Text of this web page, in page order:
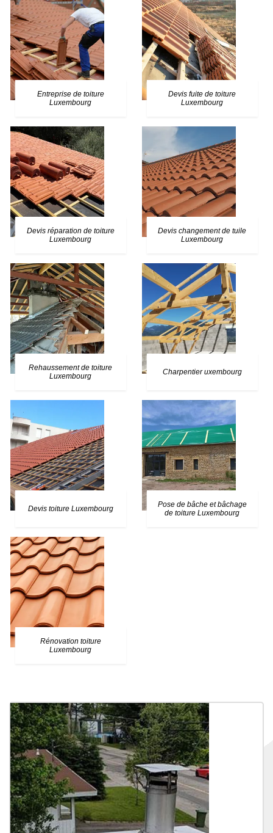
Entreprise de toiture
Luxembourg
Devis fuite de toiture
Luxembourg
Devis réparation de toiture
Luxembourg
Devis changement de tuile
Luxembourg
Rehaussement de toiture
Luxembourg
Charpentier uxembourg
Devis toiture Luxembourg
Pose de bâche et bâchage
de toiture Luxembourg
Rénovation toiture
Luxembourg